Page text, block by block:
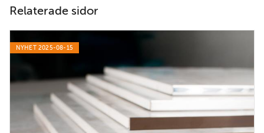
Relaterade sidor
NYHET 2025-08-15